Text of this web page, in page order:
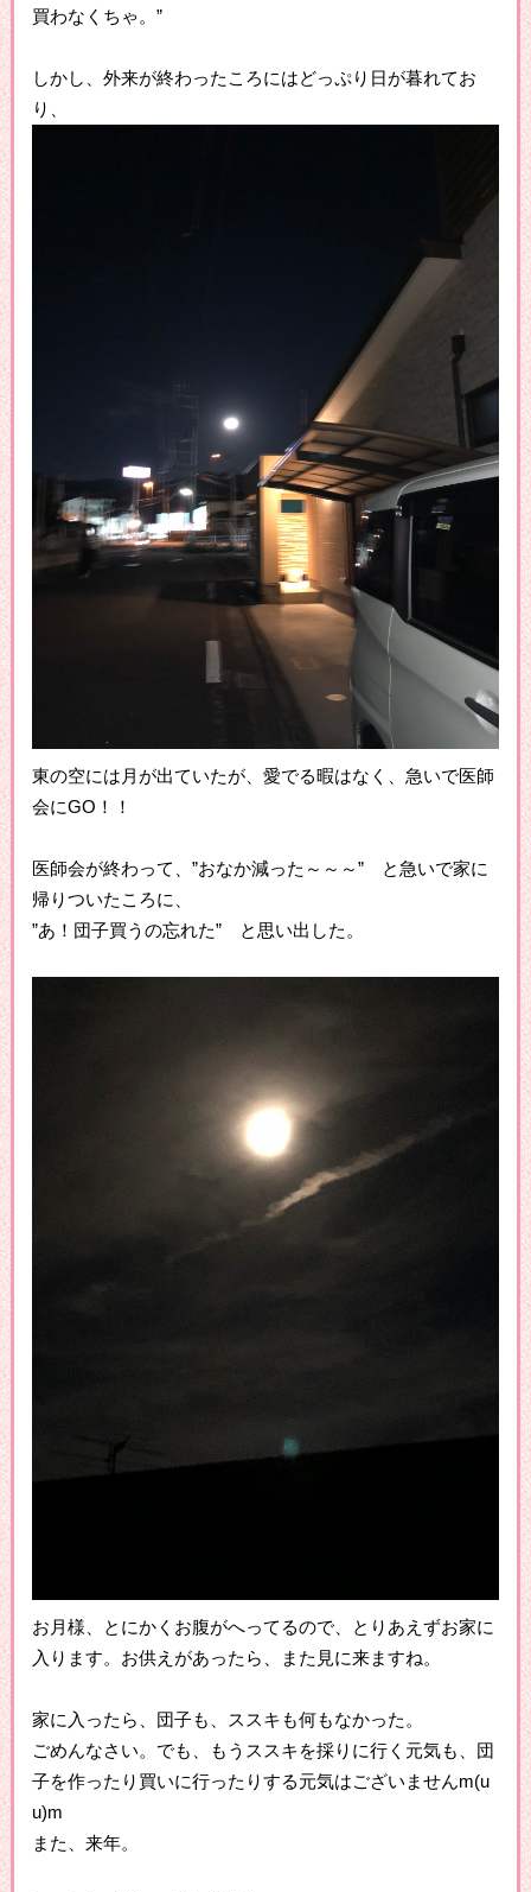
買わなくちゃ。”
しかし、外来が終わったころにはどっぷり日が暮れてお
り、
東の空には月が出ていたが、愛でる暇はなく、急いで医師
会にGO！！
医師会が終わって、”おなか減った～～～” と急いで家に
帰りついたころに、
”あ！団子買うの忘れた” と思い出した。
お月様、とにかくお腹がへってるので、とりあえずお家に
入ります。お供えがあったら、また見に来ますね。
家に入ったら、団子も、ススキも何もなかった。
ごめんなさい。でも、もうススキを採りに行く元気も、団
子を作ったり買いに行ったりする元気はございませんm(u
u)m
また、来年。